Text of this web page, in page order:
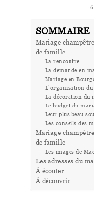
SOMMAIRE
Mariage
de famille
La rencontre
La demande en
Mariage en
L’organisation
La décoration du
Le budget du
Leur plus beau
Les conseils des
Mariage
de famille
Les images de
Les adresses du
À écouter
À découvrir​